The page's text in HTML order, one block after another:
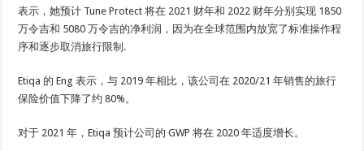
表示，她预计 Tune Protect 将在 2021 财年和 2022 财年分别实现 1850
万令吉和 5080 万令吉的净利润，因为在全球范围内放宽了标准操作程
序和逐步取消旅行限制.
Etiqa 的 Eng 表示，与 2019 年相比，该公司在 2020/21 年销售的旅行
保险价值下降了约 80%。
对于 2021 年，Etiqa 预计公司的 GWP 将在 2020 年适度增长。